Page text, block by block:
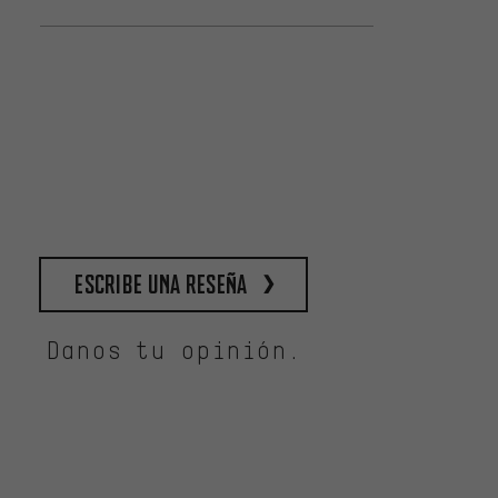
escribe una reseña
Danos tu opinión.